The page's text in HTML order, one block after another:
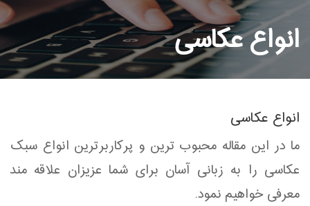
انواع عکاسی
انواع عکاسی
ما در این مقاله محبوب ترین و پرکاربرترین انواع سبک
عکاسی را به زبانی آسان برای شما عزیزان علاقه مند
معرفی خواهیم نمود.